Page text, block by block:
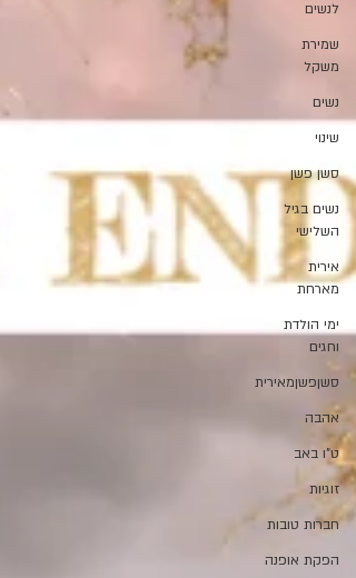
לנשים
שמירת
משקל
נשים
שינוי
סשן פשן
נשים בגיל
השלישי
אירית
מארחת
ימי הולדת
וחגים
סשןפשןמאירית
אהבה
ט"ו באב
זוגיות
חברות טובות
הפקת אופנה